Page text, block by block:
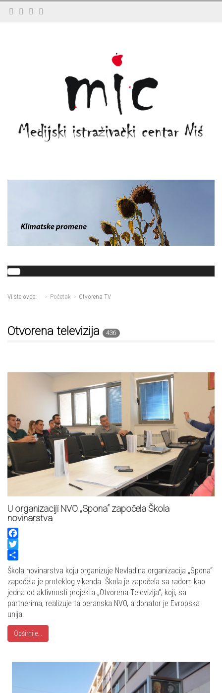
Vi ste ovde: Početak Otvorena TV
Otvorena televizija 436
U organizaciji NVO „Spona“ započela Škola
novinarstva
Facebook
Twitter
Share
Škola novinarstva koju organizuje Nevladina organizacija „Spona“
započela je proteklog vikenda. Škola je započela sa radom kao
jedna od aktivnosti projekta „Otvorena Televizija“, koji, sa
partnerima, realizuje ta beranska NVO, a donator je Evropska
unija.
Opširnije...